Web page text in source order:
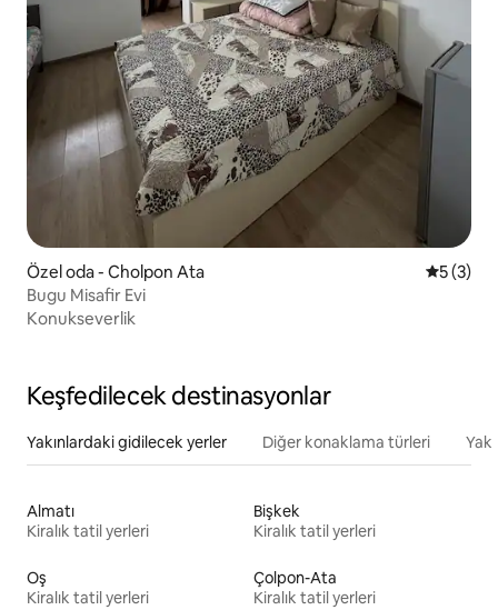
Özel oda - Cholpon Ata 55 (3)
Bugu Misafir Evi
Konukseverlik
Keşfedilecek destinasyonlar
Yakınlardaki gidilecek yerler Diğer konaklama türleri
Almatı
Kiralık tatil yerleri
Bişkek
Kiralık tatil yerleri
Oş
Kiralık tatil yerleri
Çolpon-Ata
Kiralık tatil yerleri